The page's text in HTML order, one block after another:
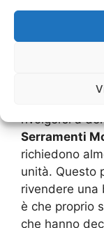
dei negozi e
sono
ha bisogno di
rivolgersi a
Serramenti
richiedono
unità. Questo
rivendere una
è che proprio
che hanno